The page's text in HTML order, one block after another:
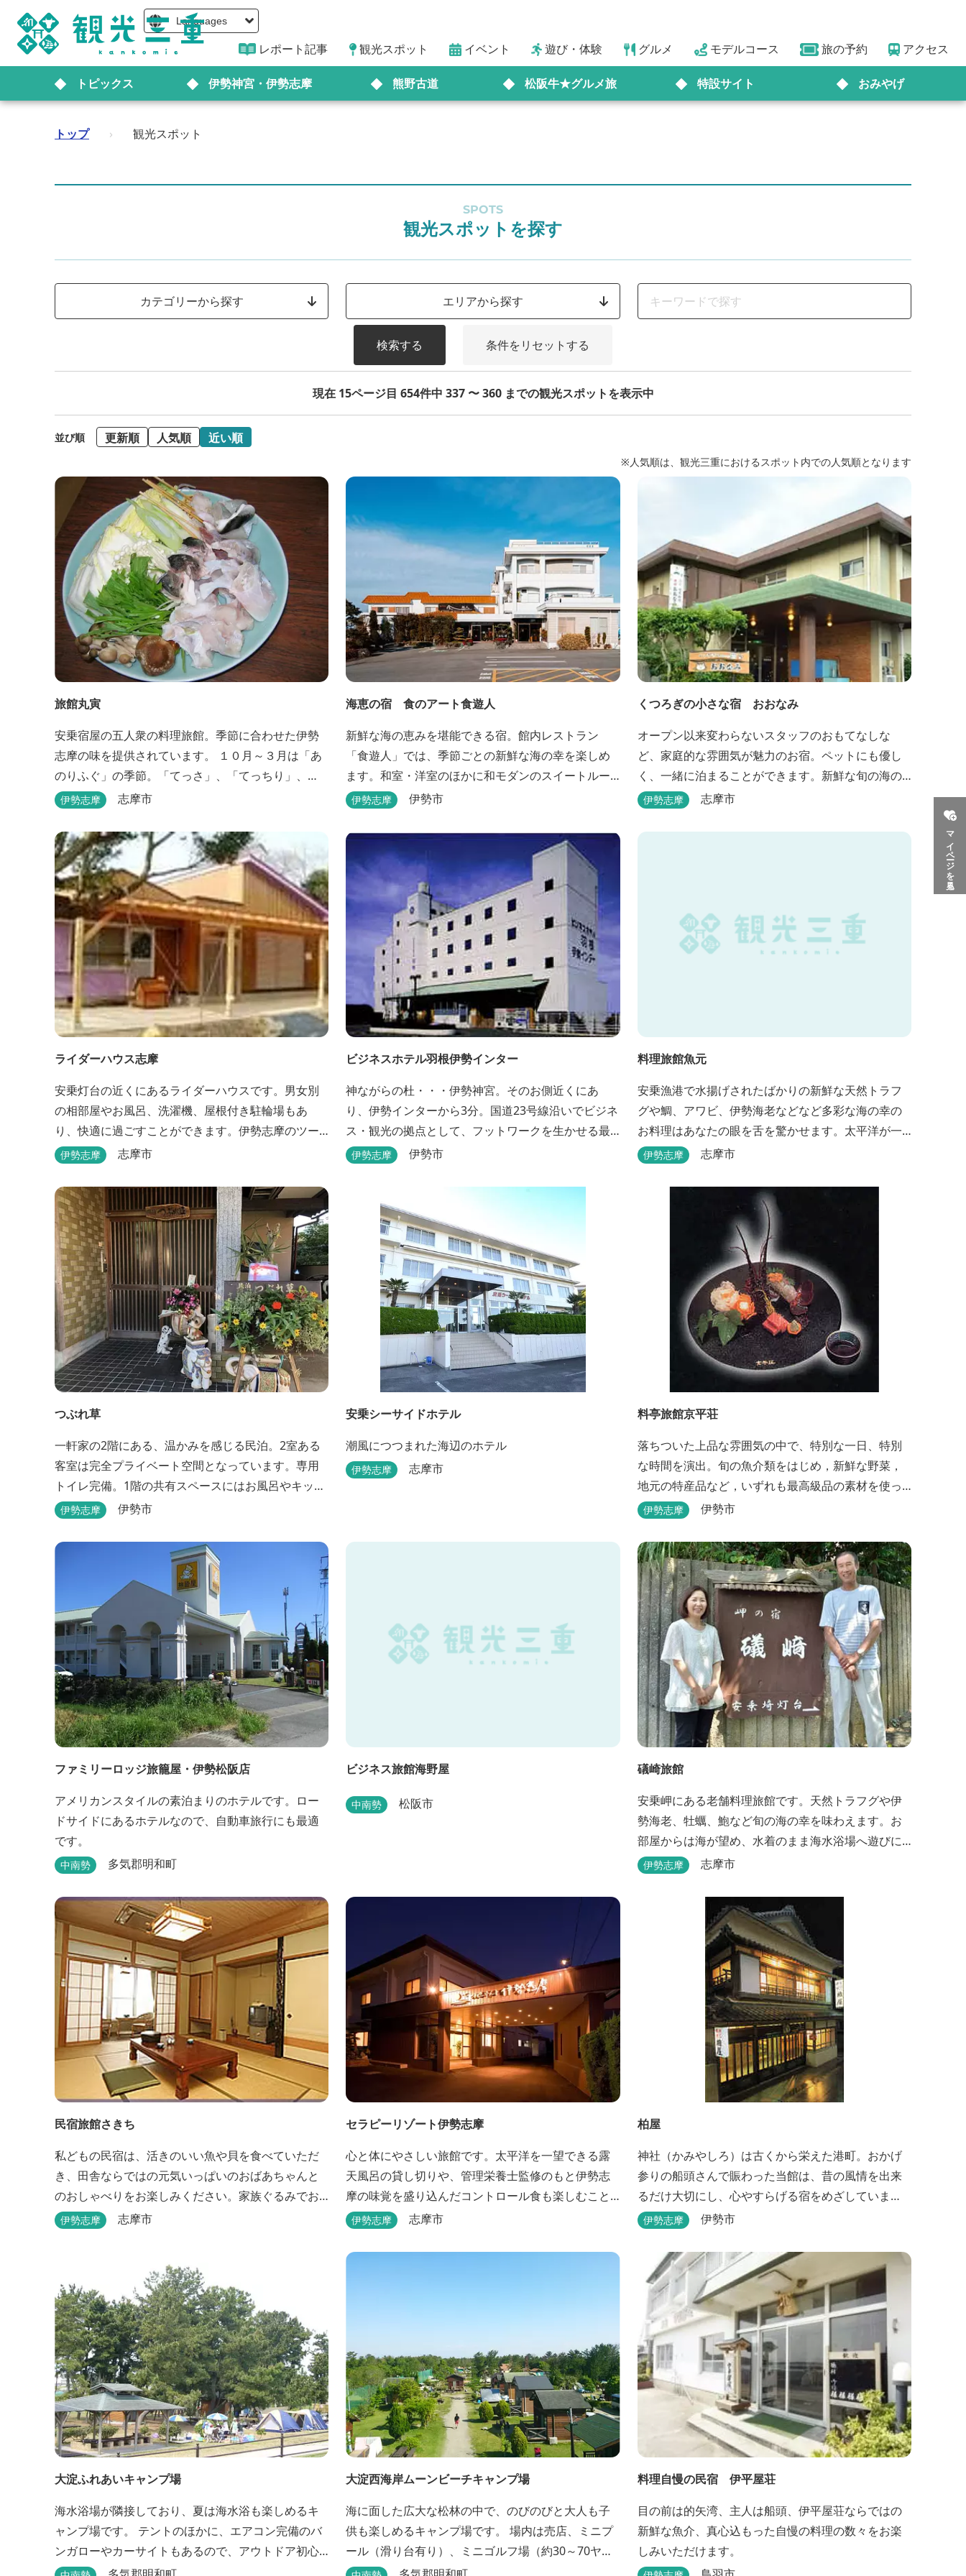
Languages
レポート記事 観光スポット イベント 遊び・体験 グルメ モデルコース 旅の予約 アクセス
トピックス 伊勢神宮・伊勢志摩 熊野古道 松阪牛★グルメ旅 特設サイト おみやげ
マイページを見る
トップ › 観光スポット
SPOTS
観光スポットを探す
カテゴリーから探す エリアから探す
検索する 条件をリセットする
現在 15ページ目 654件中 337 〜 360 までの観光スポットを表示中
並び順 更新順 人気順 近い順
※人気順は、観光三重におけるスポット内での人気順となります
旅館丸寅
安乗宿屋の五人衆の料理旅館。季節に合わせた伊勢
志摩の味を提供されています。 １０月～３月は「あ
のりふぐ」の季節。「てっさ」、「てっちり」、
「しゃぶしゃぶ」、「唐揚げ」に舌鼓を打っていた
り。
伊勢志摩 志摩市
海恵の宿 食のアート食遊人
新鮮な海の恵みを堪能できる宿。館内レストラン
「食遊人」では、季節ごとの新鮮な海の幸を楽しめ
ます。和室・洋室のほかに和モダンのスイートルー
ムもあります。
伊勢志摩 伊勢市
くつろぎの小さな宿 おおなみ
オープン以来変わらないスタッフのおもてなしな
ど、家庭的な雰囲気が魅力のお宿。ペットにも優し
く、一緒に泊まることができます。新鮮な旬の海の
幸などお食事も楽しめます。
伊勢志摩 志摩市
ライダーハウス志摩
安乗灯台の近くにあるライダーハウスです。男女別
の相部屋やお風呂、洗濯機、屋根付き駐輪場もあ
り、快適に過ごすことができます。伊勢志摩のツー
リング拠点などにも最適です。
伊勢志摩 志摩市
ビジネスホテル羽根伊勢インター
神ながらの杜・・・伊勢神宮。そのお側近くにあ
り、伊勢インターから3分。国道23号線沿いでビジネ
ス・観光の拠点として、フットワークを生かせる最
適なホテルです。
伊勢志摩 伊勢市
料理旅館魚元
安乗漁港で水揚げされたばかりの新鮮な天然トラフ
グや鯛、アワビ、伊勢海老などなど多彩な海の幸の
お料理はあなたの眼を舌を驚かせます。太平洋が一
望できる静かな宿。
伊勢志摩 志摩市
つぶれ草
一軒家の2階にある、温かみを感じる民泊。2室ある
客室は完全プライベート空間となっています。専用
トイレ完備。1階の共有スペースにはお風呂やキッチ
ンもあります。
伊勢志摩 伊勢市
安乗シーサイドホテル
潮風につつまれた海辺のホテル
伊勢志摩 志摩市
料亭旅館京平荘
落ちついた上品な雰囲気の中で、特別な一日、特別
な時間を演出。旬の魚介類をはじめ，新鮮な野菜，
地元の特産品など，いずれも最高級品の素材を使っ
た懐石料理が一品出しで味わえます。昼食・夕食・
伊勢志摩 伊勢市
ファミリーロッジ旅籠屋・伊勢松阪店
アメリカンスタイルの素泊まりのホテルです。ロー
ドサイドにあるホテルなので、自動車旅行にも最適
です。
中南勢 多気郡明和町
ビジネス旅館海野屋
中南勢 松阪市
礒崎旅館
安乗岬にある老舗料理旅館です。天然トラフグや伊
勢海老、牡蠣、鮑など旬の海の幸を味わえます。お
部屋からは海が望め、水着のまま海水浴場へ遊びに
行けます。
伊勢志摩 志摩市
民宿旅館さきち
私どもの民宿は、活きのいい魚や貝を食べていただ
き、田舎ならではの元気いっぱいのおばあちゃんと
のおしゃべりをお楽しみください。家族ぐるみでお
世話させていただきます！
伊勢志摩 志摩市
セラピーリゾート伊勢志摩
心と体にやさしい旅館です。太平洋を一望できる露
天風呂の貸し切りや、管理栄養士監修のもと伊勢志
摩の味覚を盛り込んだコントロール食も楽しむこと
ができます。
伊勢志摩 志摩市
柏屋
神社（かみやしろ）は古くから栄えた港町。おかげ
参りの船頭さんで賑わった当館は、昔の風情を出来
るだけ大切にし、心やすらげる宿をめざしていま
す。また、伊勢志摩の美味しい海の幸、山の幸を低
伊勢志摩 伊勢市
大淀ふれあいキャンプ場
海水浴場が隣接しており、夏は海水浴も楽しめるキ
ャンプ場です。 テントのほかに、エアコン完備のバ
ンガローやカーサイトもあるので、アウトドア初心
者でも気軽にキャンプを楽しめます！ 管理棟、水
大淀西海岸ムーンビーチキャンプ場
海に面した広大な松林の中で、のびのびと大人も子
供も楽しめるキャンプ場です。 場内は売店、ミニプ
ール（滑り台有り）、ミニゴルフ場（約30～70ヤー
ドのホールが7つあるショートコース）などもありま
料理自慢の民宿 伊平屋荘
目の前は的矢湾、主人は船頭、伊平屋荘ならではの
新鮮な魚介、真心込もった自慢の料理の数々をお楽
しみいただけます。